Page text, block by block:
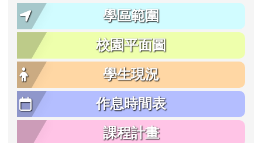
學區範圍
校園平面圖
學生現況
作息時間表
課程計畫